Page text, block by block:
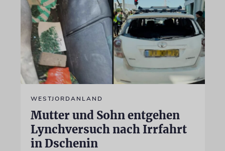
WESTJORDANLAND
Mutter und Sohn entgehen
Lynchversuch nach Irrfahrt
in Dschenin